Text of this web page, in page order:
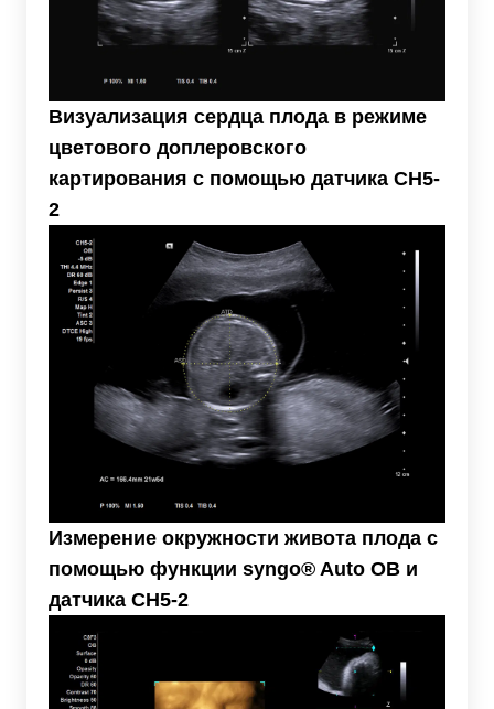
Визуализация сердца плода в режиме
цветового доплеровского
картирования с помощью датчика CH5-
2
Измерение окружности живота плода с
помощью функции syngo® Auto OB и
датчика CH5-2